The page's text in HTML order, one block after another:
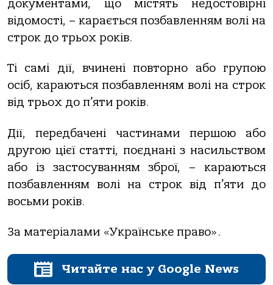
документами, що містять недостовірні
відомості, – карається позбавленням волі на
строк до трьох років.
Ті самі дії, вчинені повторно або групою
осіб, караються позбавленням волі на строк
від трьох до п’яти років.
Дії, передбачені частинами першою або
другою цієї статті, поєднані з насильством
або із застосуванням зброї, – караються
позбавленням волі на строк від п’яти до
восьми років.
За матеріалами «Українське право».
Читайте нас у Google News